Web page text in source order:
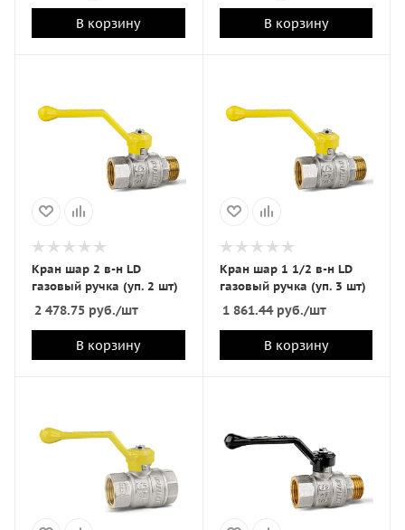
В корзину В корзину
Кран шар 2 в-н LD
газовый ручка (уп. 2 шт)
2 478.75 руб./шт
В корзину
Кран шар 1 1/2 в-н LD
газовый ручка (уп. 3 шт)
1 861.44руб./шт
В корзину